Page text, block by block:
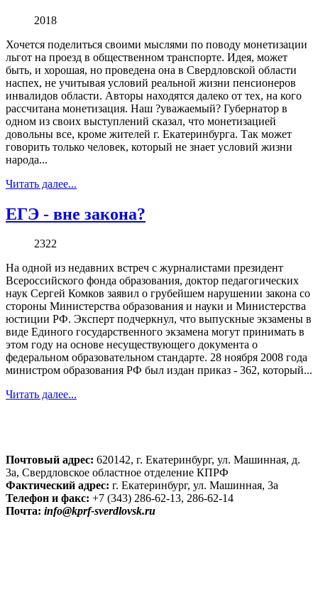
2018
Хочется поделиться своими мыслями по поводу монетизации
льгот на проезд в общественном транспорте. Идея, может
быть, и хорошая, но проведена она в Свердловской области
наспех, не учитывая условий реальной жизни пенсионеров
инвалидов области. Авторы находятся далеко от тех, на кого
рассчитана монетизация. Наш ?уважаемый? Губернатор в
одном из своих выступлений сказал, что монетизацией
довольны все, кроме жителей г. Екатеринбурга. Так может
говорить только человек, который не знает условий жизни
народа...
Читать далее...
ЕГЭ - вне закона?
2322
На одной из недавних встреч с журналистами президент
Всероссийского фонда образования, доктор педагогических
наук Сергей Комков заявил о грубейшем нарушении закона со
стороны Министерства образования и науки и Министерства
юстиции РФ. Эксперт подчеркнул, что выпускные экзамены в
виде Единого государственного экзамена могут принимать в
этом году на основе несуществующего документа о
федеральном образовательном стандарте. 28 ноября 2008 года
министром образования РФ был издан приказ - 362, который...
Читать далее...
Почтовый адрес: 620142, г. Екатеринбург, ул. Машинная, д.
3а, Свердловское областное отделение КПРФ
Фактический адрес: г. Екатеринбург, ул. Машинная, 3а
Телефон и факс: +7 (343) 286-62-13, 286-62-14
Почта: info@kprf-sverdlovsk.ru